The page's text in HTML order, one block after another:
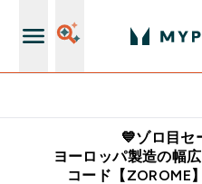
💙ゾロ目セ
ヨーロッパ製造の幅
コード【ZOROME